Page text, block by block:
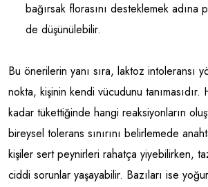
bağırsak florasını desteklemek adına
de düşünülebilir.
Bu önerilerin yanı sıra, laktoz intoleransı
nokta, kişinin kendi vücudunu
kadar tükettiğinde hangi reaksiyonların
bireysel tolerans sınırını belirlemede
kişiler sert peynirleri rahatça yiyebilirken,
ciddi sorunlar yaşayabilir. Bazıları ise